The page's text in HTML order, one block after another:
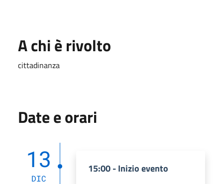
A chi è rivolto
cittadinanza
Date e orari
13
DIC
15:00 - Inizio evento